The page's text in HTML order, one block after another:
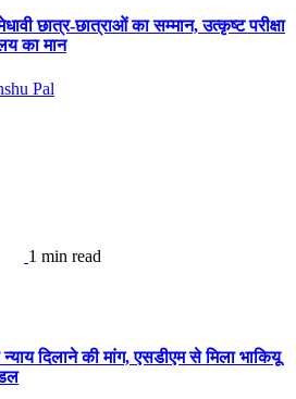
छात्र-छात्राओं का सम्मान, उत्कृष्ट परीक्षा
का मान
Pal
1 min read
न्याय दिलाने की मांग, एसडीएम से मिला भाकियू